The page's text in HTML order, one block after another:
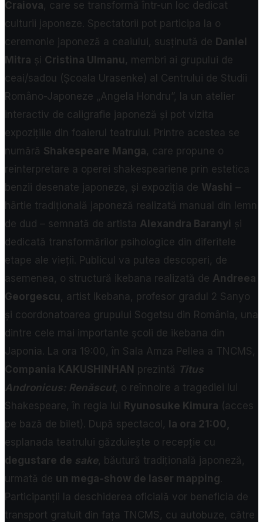
Craiova, care se transformă într-un loc dedicat
culturii japoneze. Spectatorii pot participa la o
ceremonie japoneză a ceaiului, susținută de Daniel
Mitra și Cristina Ulmanu , membri ai grupului de
ceai/sadou (Școala Urasenke) al Centrului de Studii
Româno-Japoneze „Angela Hondru”, la un atelier
interactiv de caligrafie japoneză și pot vizita
expozițiile din foaierul teatrului. Printre acestea se
numără Shakespeare Manga, care propune o
reinterpretare a operei shakespeariene prin estetica
benzii desenate japoneze, și expoziția de Washi –
hârtie tradițională japoneză realizată manual din lemn
de dud – semnată de artista Alexandra Baranyi și
dedicată transformărilor psihologice din diferitele
etape ale vieții. Publicul va putea descoperi, de
asemenea, o structură ikebana realizată de Andreea
Georgescu , artist ikebana, profesor gradul 2 Sanyo
și coordonatoarea grupului Sogetsu din România, una
dintre cele mai importante şcoli de ikebana din
Japonia. La ora 19:00, în Sala Amza Pellea a TNCMS,
Compania KAKUSHINHAN prezintă Titus
Andronicus: Renăscut, o reînnoire a tragediei lui
Shakespeare, în regia lui Ryunosuke Kimura (acces
pe bază de bilet). După spectacol,
la ora 21:00,
esplanada teatrului găzduiește o recepție cu
degustare de sake, băutură tradițională japoneză,
urmată de un mega-show de laser mapping.
Participanții la deschiderea oficială vor beneficia de
transport gratuit din fața TNCMS, cu autobuze, către